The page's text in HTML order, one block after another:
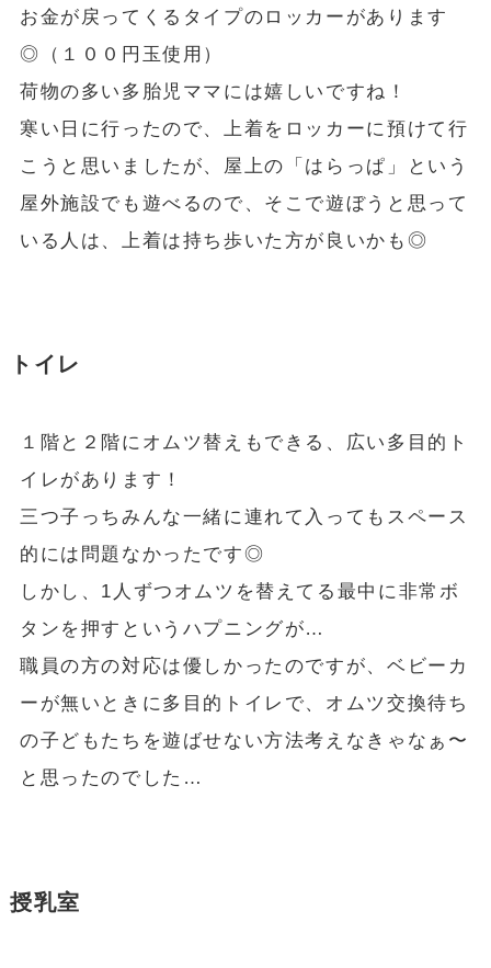
お金が戻ってくるタイプのロッカーがあります
◎（１００円玉使用）
荷物の多い多胎児ママには嬉しいですね！
寒い日に行ったので、上着をロッカーに預けて行
こうと思いましたが、屋上の「はらっぱ」という
屋外施設でも遊べるので、そこで遊ぼうと思って
いる人は、上着は持ち歩いた方が良いかも◎
トイレ
１階と２階にオムツ替えもできる、広い多目的ト
イレがあります！
三つ子っちみんな一緒に連れて入ってもスペース
的には問題なかったです◎
しかし、1人ずつオムツを替えてる最中に非常ボ
タンを押すというハプニングが…
職員の方の対応は優しかったのですが、ベビーカ
ーが無いときに多目的トイレで、オムツ交換待ち
の子どもたちを遊ばせない方法考えなきゃなぁ〜
と思ったのでした…
授乳室